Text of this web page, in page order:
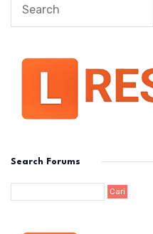
Search Forums